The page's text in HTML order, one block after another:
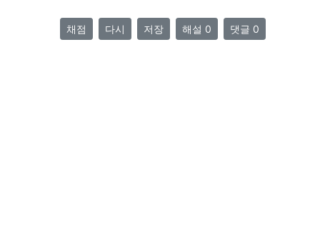
채점 다시 저장 해설 0 댓글 0